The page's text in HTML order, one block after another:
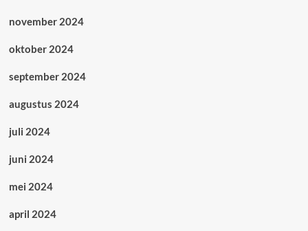
november 2024
oktober 2024
september 2024
augustus 2024
juli 2024
juni 2024
mei 2024
april 2024